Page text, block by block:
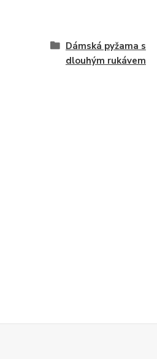
Dámská pyžama s
dlouhým rukávem